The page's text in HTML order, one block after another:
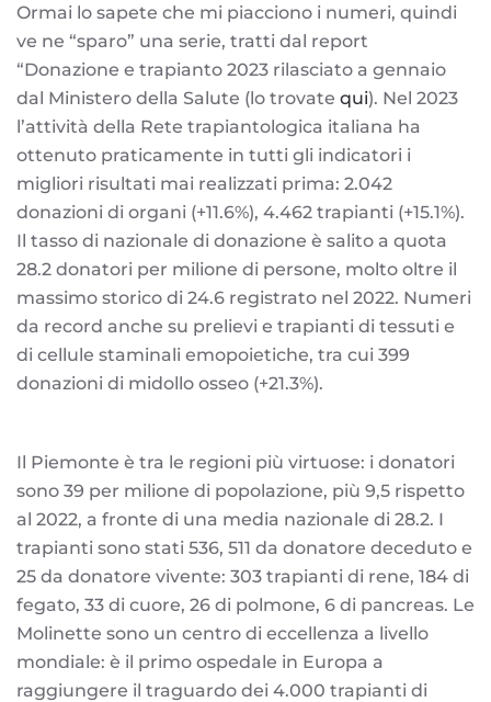
Ormai lo sapete che mi piacciono i numeri, quindi
ve ne “sparo” una serie, tratti dal report
“Donazione e trapianto 2023 rilasciato a gennaio
dal Ministero della Salute (lo trovate qui). Nel 2023
l’attività della Rete trapiantologica italiana ha
ottenuto praticamente in tutti gli indicatori i
migliori risultati mai realizzati prima: 2.042
donazioni di organi (+11.6%), 4.462 trapianti (+15.1%).
Il tasso di nazionale di donazione è salito a quota
28.2 donatori per milione di persone, molto oltre il
massimo storico di 24.6 registrato nel 2022. Numeri
da record anche su prelievi e trapianti di tessuti e
di cellule staminali emopoietiche, tra cui 399
donazioni di midollo osseo (+21.3%).
Il Piemonte è tra le regioni più virtuose: i donatori
sono 39 per milione di popolazione, più 9,5 rispetto
al 2022, a fronte di una media nazionale di 28.2. I
trapianti sono stati 536, 511 da donatore deceduto e
25 da donatore vivente: 303 trapianti di rene, 184 di
fegato, 33 di cuore, 26 di polmone, 6 di pancreas. Le
Molinette sono un centro di eccellenza a livello
mondiale: è il primo ospedale in Europa a
raggiungere il traguardo dei 4.000 trapianti di